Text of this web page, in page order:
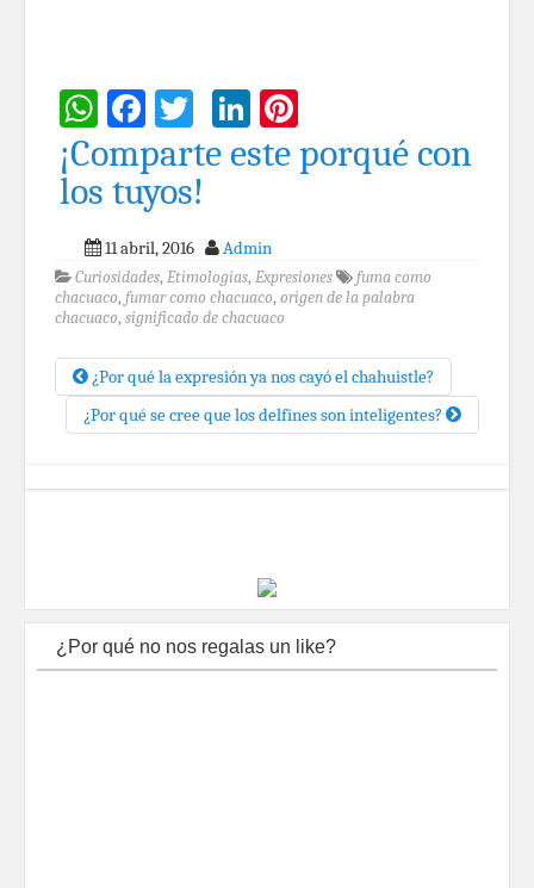
WhatsApp
Facebook
TwitterLinkedIn
¡Comparte este porqué con
los tuyos!
11 abril, 2016 Admin
Curiosidades, Etimologías, Expresiones
fuma como
chacuaco, fumar como chacuaco, origen de la palabra
chacuaco, significado de chacuaco
¿Por qué la expresión ya nos cayó el chahuistle?
¿Por qué se cree que los delfines son inteligentes?
¿Por qué no nos regalas un like?